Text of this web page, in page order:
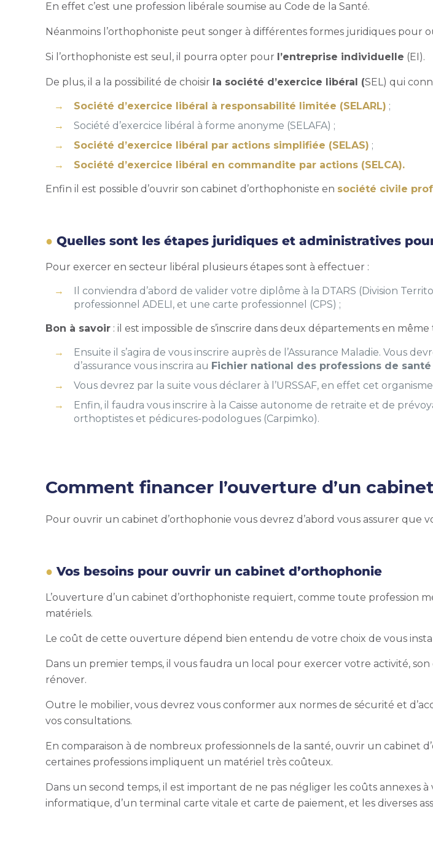
En effet c’est une profession libérale soumise au Code de la Santé.
Néanmoins l’orthophoniste peut songer à différentes formes juridiques pour
Si l’orthophoniste est seul, il pourra opter pour l’entreprise individuelle (EI).
De plus, il a la possibilité de choisir la société d’exercice libéral (SEL) qui
Société d’exercice libéral à responsabilité limitée (SELARL) ;
Société d’exercice libéral à forme anonyme (SELAFA) ;
Société d’exercice libéral par actions simplifiée (SELAS) ;
Société d’exercice libéral en commandite par actions (SELCA).
Enfin il est possible d’ouvrir son cabinet d’orthophoniste en société civile
Quelles sont les étapes juridiques et administratives
Pour exercer en secteur libéral plusieurs étapes sont à effectuer :
Il conviendra d’abord de valider votre diplôme à la DTARS (Division
professionnel ADELI, et une carte professionnel (CPS) ;
Bon à savoir : il est impossible de s’inscrire dans deux départements en même
Ensuite il s’agira de vous inscrire auprès de l’Assurance Maladie. Vous
d’assurance vous inscrira au Fichier national des professions de santé
Vous devrez par la suite vous déclarer à l’URSSAF, en effet cet
Enfin, il faudra vous inscrire à la Caisse autonome de retraite et de
orthoptistes et pédicures-podologues (Carpimko).
Comment financer l’ouverture d’un
Pour ouvrir un cabinet d’orthophonie vous devrez d’abord vous assurer que
Vos besoins pour ouvrir un cabinet d’orthophonie
L’ouverture d’un cabinet d’orthophoniste requiert, comme toute profession
matériels.
Le coût de cette ouverture dépend bien entendu de votre choix de vous
Dans un premier temps, il vous faudra un local pour exercer votre activité,
rénover.
Outre le mobilier, vous devrez vous conformer aux normes de sécurité et
vos consultations.
En comparaison à de nombreux professionnels de la santé, ouvrir un cabinet
certaines professions impliquent un matériel très coûteux.
Dans un second temps, il est important de ne pas négliger les coûts annexes
informatique, d’un terminal carte vitale et carte de paiement, et les diverses